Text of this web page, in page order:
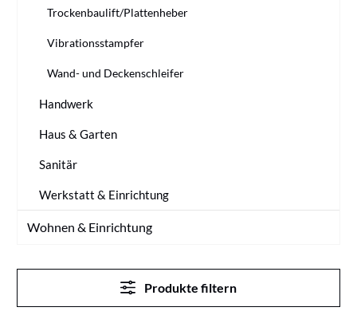
Trockenbaulift/Plattenheber
Vibrationsstampfer
Wand- und Deckenschleifer
Handwerk
Haus & Garten
Sanitär
Werkstatt & Einrichtung
Wohnen & Einrichtung
Produkte filtern